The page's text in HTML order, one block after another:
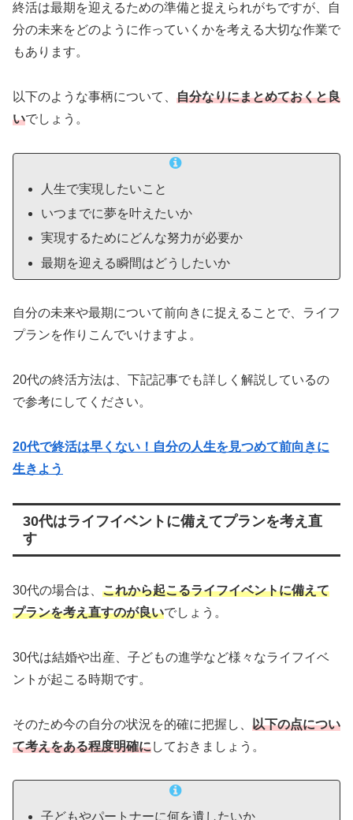
終活は最期を迎えるための準備と捉えられがちですが、自
分の未来をどのように作っていくかを考える大切な作業で
もあります。
以下のような事柄について、 自分なりにまとめておくと良
いでしょう。
人生で実現したいこと
いつまでに夢を叶えたいか
実現するためにどんな努力が必要か
最期を迎える瞬間はどうしたいか
自分の未来や最期について前向きに捉えることで、ライフ
プランを作りこんでいけますよ。
20代の終活方法は、下記記事でも詳しく解説しているの
で参考にしてください。
20代で終活は早くない！自分の人生を見つめて前向きに
生きよう
30代はライフイベントに備えてプランを考え直
す
30代の場合は、 これから起こるライフイベントに備えて
プランを考え直すのが良いでしょう。
30代は結婚や出産、子どもの進学など様々なライフイベ
ントが起こる時期です。
そのため今の自分の状況を的確に把握し、 以下の点につい
て考えをある程度明確にしておきましょう。
子どもやパートナーに何を遺したいか